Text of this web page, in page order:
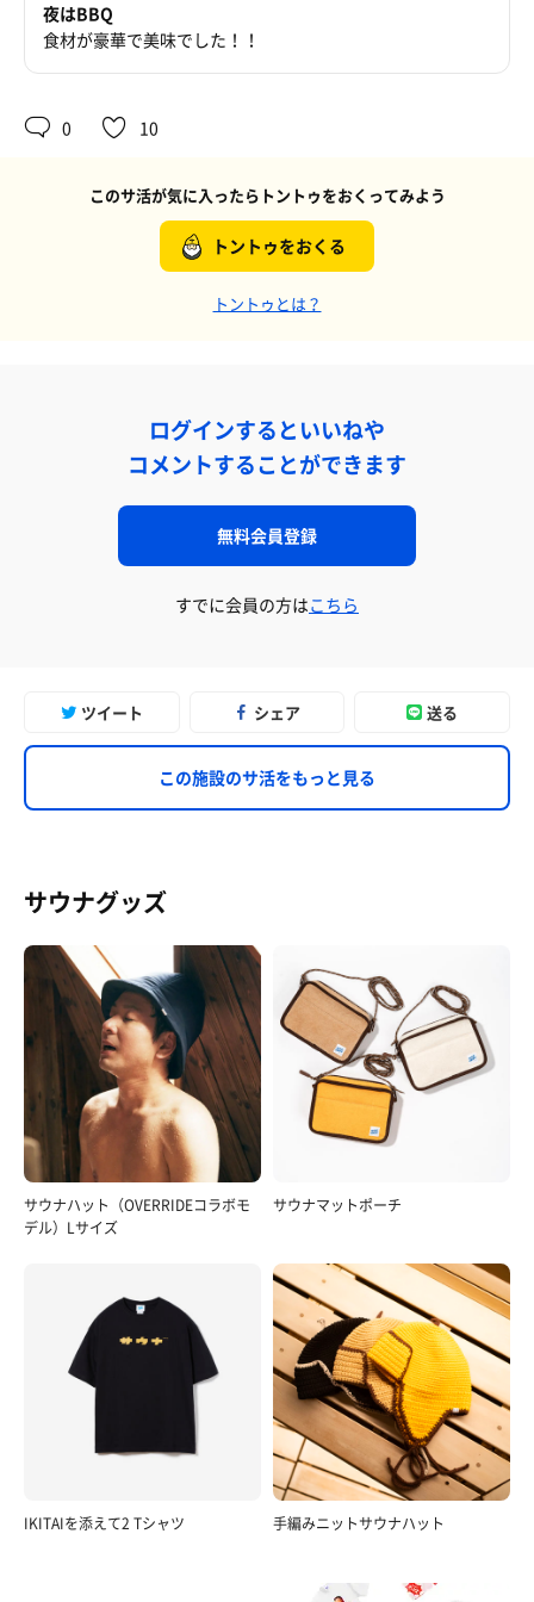
夜はBBQ
食材が豪華で美味でした！！
0 10
このサ活が気に入ったらトントゥをおくってみよう
トントゥをおくる
トントゥとは？
ログインするといいねや
コメントすることができます
無料会員登録
すでに会員の方はこちら
ツイート シェア 送る
この施設のサ活をもっと見る
サウナグッズ
サウナハット（OVERRIDEコラボモ
デル）Lサイズ
サウナマットポーチ
IKITAIを添えて2 Tシャツ 手編みニットサウナハット